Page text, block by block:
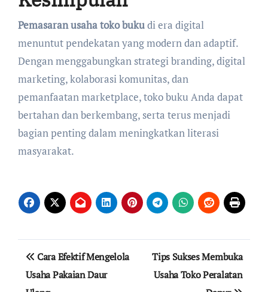
Pemasaran usaha toko bukudi era digital
menuntut pendekatan yang modern dan adaptif.
Dengan menggabungkan strategi branding, digital
marketing, kolaborasi komunitas, dan
pemanfaatan marketplace, toko buku Anda dapat
bertahan dan berkembang, serta terus menjadi
bagian penting dalam meningkatkan literasi
masyarakat.
Navigasi
pos
Cara Efektif Mengelola
Usaha Pakaian Daur
Tips Sukses Membuka
Usaha Toko Peralatan